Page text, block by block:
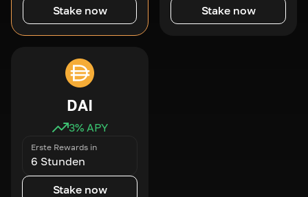
Stake now Stake now
DAI
3% APY
Erste Rewards in
6 Stunden
Stake now